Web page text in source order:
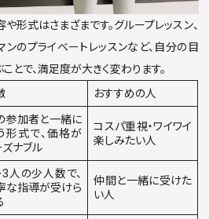
形式はさまざまです。グループレッスン、
ンのプライベートレッスンなど、自分の目
とで、満足度が大きく変わります。
おすすめの人
参加者と一緒に
形式で、価格が
ズナブル
コスパ重視・ワイワイ
楽しみたい人
人の少人数で、
な指導が受けら
仲間と一緒に受けた
い人